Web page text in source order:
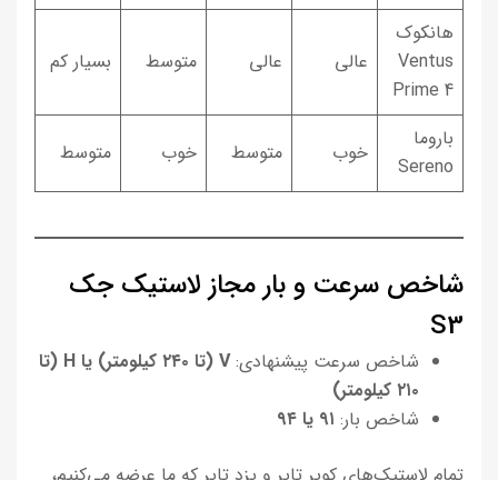
هانکوک
Ventus
Prime 4
عالی عالی متوسط بسیار کم
باروما
Sereno
خوب متوسط خوب متوسط
شاخص سرعت و بار مجاز لاستیک جک
S3
شاخص سرعت پیشنهادی:
V (تا ۲۴۰ کیلومتر) یا H (تا
۲۱۰ کیلومتر)
شاخص بار: ۹۱ یا ۹۴